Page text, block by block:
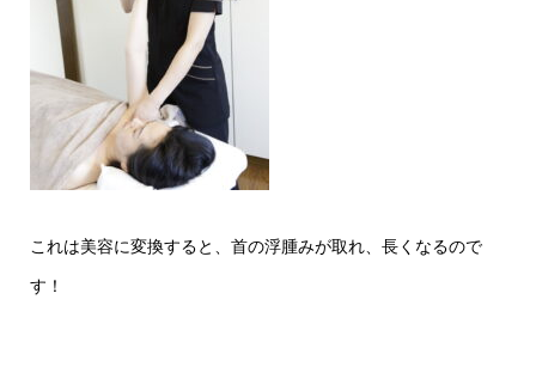
これは美容に変換すると、首の浮腫みが取れ、長くなるので
す！